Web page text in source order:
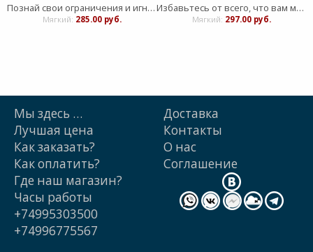
Познай свои ограничения и игнорируй их!
Мягкий: 285.00 руб.
Избавьтесь от всего, что вам мешает
Мягкий: 297.00 руб.
Мы здесь …
Лучшая цена
Как заказать?
Как оплатить?
Доставка
Контакты
О нас
Cоглашение
Где наш магазин?
Часы работы
+74995303500
+74996775567